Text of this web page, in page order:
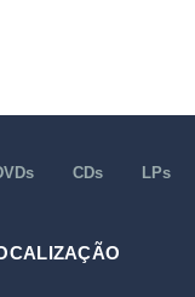
CDs LPs